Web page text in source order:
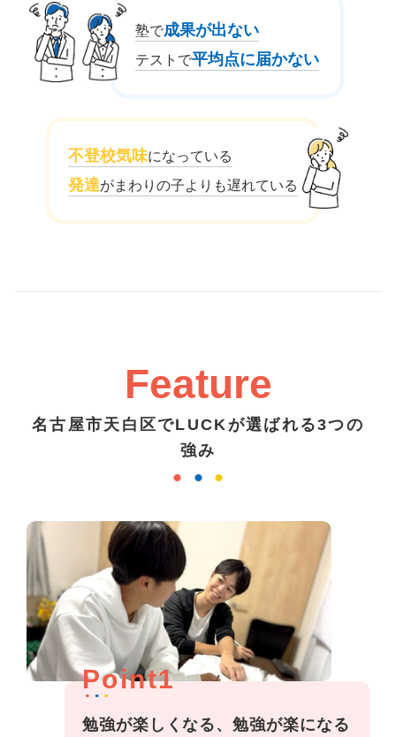
塾で成果が出ない
テストで平均点に届かない
不登校気味になっている
発達がまわりの子よりも遅れている
Feature
名古屋市天白区でLUCKが選ばれる3つの
強み
Point1
勉強が楽しくなる、勉強が楽になる